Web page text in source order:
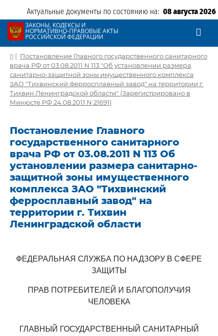
Актуальные документы по состоянию на: 08 августа 2026
ЗАКОНЫ, КОДЕКСЫ И
НОРМАТИВНО-ПРАВОВЫЕ АКТЫ
РОССИЙСКОЙ ФЕДЕРАЦИИ
| Постановление Главного государственного санитарного
врача РФ от 03.08.2011 N 113 "Об установлении размера
санитарно-защитной зоны имущественного комплекса
ЗАО "Тихвинский ферросплавный завод" на территории г.
Тихвин Ленинградской области" (Зарегистрировано в
Минюсте РФ 24.08.2011 N 21691)
Постановление Главного
государственного санитарного
врача РФ от 03.08.2011 N 113 Об
установлении размера санитарно-
защитной зоны имущественного
комплекса ЗАО "Тихвинский
ферросплавный завод" на
территории г. Тихвин
Ленинградской области
ФЕДЕРАЛЬНАЯ СЛУЖБА ПО НАДЗОРУ В СФЕРЕ
ЗАЩИТЫ
ПРАВ ПОТРЕБИТЕЛЕЙ И БЛАГОПОЛУЧИЯ
ЧЕЛОВЕКА
ГЛАВНЫЙ ГОСУДАРСТВЕННЫЙ САНИТАРНЫЙ